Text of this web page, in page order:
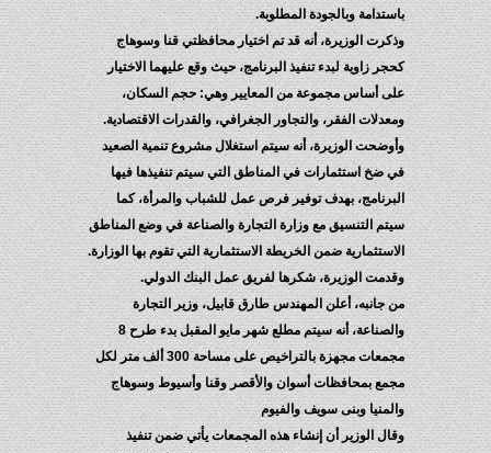
باستدامة وبالجودة المطلوبة.
وذكرت الوزيرة، أنه قد تم اختيار محافظتي قنا وسوهاج
كحجر زاوية لبدء تنفيذ البرنامج، حيث وقع عليهما الاختيار
على أساس مجموعة من المعايير وهي: حجم السكان،
ومعدلات الفقر، والتجاور الجغرافي، والقدرات الاقتصادية.
وأوضحت الوزيرة، أنه سيتم استغلال مشروع تنمية الصعيد
في ضخ استثمارات في المناطق التي سيتم تنفيذها فيها
البرنامج، بهدف توفير فرص عمل للشباب والمرأة، كما
سيتم التنسيق مع وزارة التجارة والصناعة في وضع المناطق
الاستثمارية ضمن الخريطة الاستثمارية التي تقوم بها الوزارة.
وقدمت الوزيرة، شكرها لفريق عمل البنك الدولي.
من جانبه، أعلن المهندس طارق قابيل، وزير التجارة
والصناعة، أنه سيتم مطلع شهر مايو المقبل بدء طرح 8
مجمعات مجهزة بالتراخيص على مساحة 300 ألف متر لكل
مجمع بمحافظات أسوان والأقصر وقنا وأسيوط وسوهاج
والمنيا وبنى سويف والفيوم
وقال الوزير أن إنشاء هذه المجمعات يأتي ضمن تنفيذ